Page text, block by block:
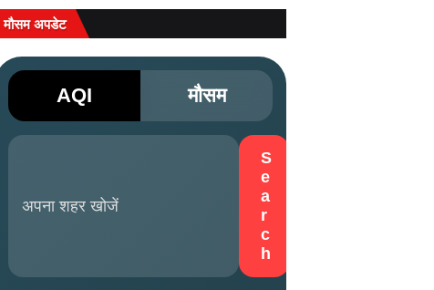
मौसम अपडेट
AQI मौसम
S
e
a
r
c
h